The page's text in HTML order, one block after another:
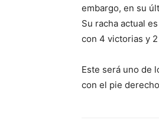
embargo, en su
Su racha actual
con 4 victorias y
Este será uno de
con el pie